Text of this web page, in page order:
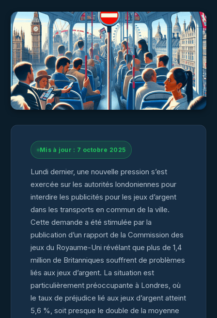
Mis à jour : 7 octobre 2025
Lundi dernier, une nouvelle pression s’est
exercée sur les autorités londoniennes pour
interdire les publicités pour les jeux d’argent
dans les transports en commun de la ville.
Cette demande a été stimulée par la
publication d’un rapport de la Commission des
jeux du Royaume-Uni révélant que plus de 1,4
million de Britanniques souffrent de problèmes
liés aux jeux d’argent. La situation est
particulièrement préoccupante à Londres, où
le taux de préjudice lié aux jeux d’argent atteint
5,6 %, soit presque le double de la moyenne